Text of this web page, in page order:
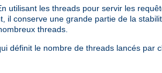
utilisant les threads pour servir les
il conserve une grande partie de la
threads.
définit le nombre de threads lancés par